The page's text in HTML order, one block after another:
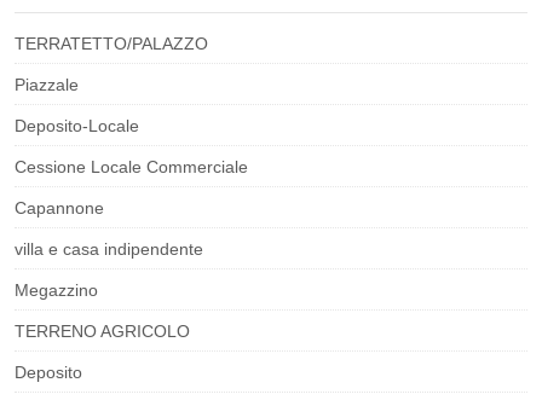
TERRATETTO/PALAZZO
Piazzale
Deposito-Locale
Cessione Locale Commerciale
Capannone
villa e casa indipendente
Megazzino
TERRENO AGRICOLO
Deposito